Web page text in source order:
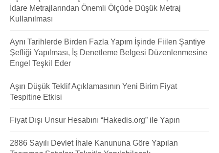
İdare Metrajlarından Önemli Ölçüde Düşük Metraj
Kullanılması
Aynı Tarihlerde Birden Fazla Yapım İşinde Fiilen Şantiye
Şefliği Yapılması, İş Denetleme Belgesi Düzenlenmesine
Engel Teşkil Eder
Aşırı Düşük Teklif Açıklamasının Yeni Birim Fiyat
Tespitine Etkisi
Fiyat Dışı Unsur Hesabını “Hakedis.org” ile Yapın
2886 Sayılı Devlet İhale Kanununa Göre Yapılan